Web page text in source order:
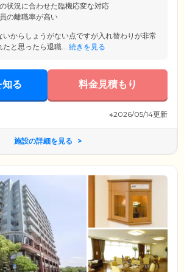
状況に合わせた臨機応変な対応
の離職率が高い
いからしょうがない点ですが入れ替わりが非常
と思ったら退職... 続きを見る
る 料金見積もり
※2026/05/14更新
施設の詳細を見る